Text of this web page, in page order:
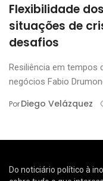
Flexibilidade
situações de
desafios
Resiliência em
negócios Fabio Drumond
PorDiego Velázquez
Do noticiário político à